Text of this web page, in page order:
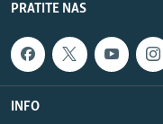
PRATITE NAS
INFO